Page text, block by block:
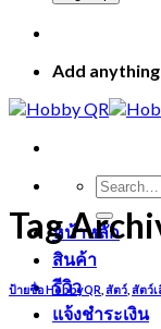
Add
Search
for:
หน้าหลัก
สินค้า
รีวิว
แจ้งชำระเงิน
Tag
ป้ายชื่อ HobbyQR สัตว์ สัตว์เ